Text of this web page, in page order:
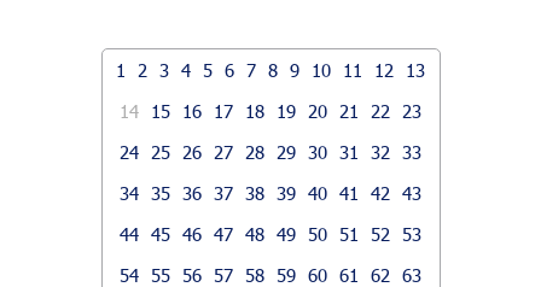
1 2 3 4 5 6 7 8 9 10 11 12
13
14
15 16 17 18 19 20 21 22
23
24
25 26 27 28 29 30 31 32
33
34 35 36 37 38 39 40 41 42
43
44 45 46 47 48 49 50 51 52
53
54 55 56 57 58 59 60 61 62
63